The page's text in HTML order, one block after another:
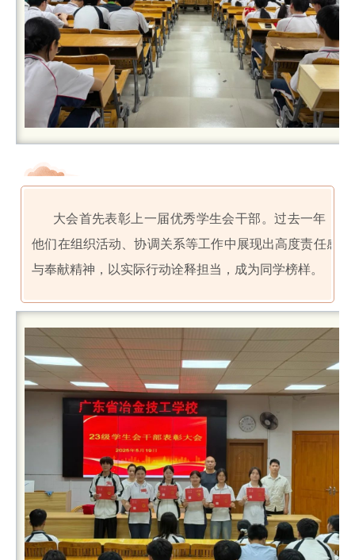
大会首先表彰上一届优秀学生会干部。过去一年，
他们在组织活动、协调关系等工作中展现出高度责任感
与奉献精神，以实际行动诠释担当，成为同学榜样。